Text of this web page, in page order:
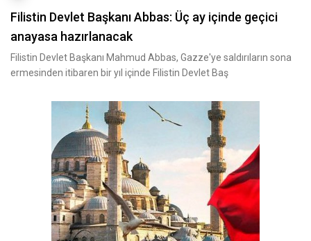
Filistin Devlet Başkanı Abbas: Üç ay içinde geçici
anayasa hazırlanacak
Filistin Devlet Başkanı Mahmud Abbas, Gazze'ye saldırıların sona
ermesinden itibaren bir yıl içinde Filistin Devlet Baş